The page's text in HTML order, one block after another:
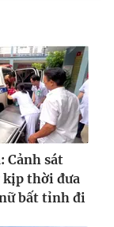
Cảnh sát
thời đưa
bất tỉnh đi